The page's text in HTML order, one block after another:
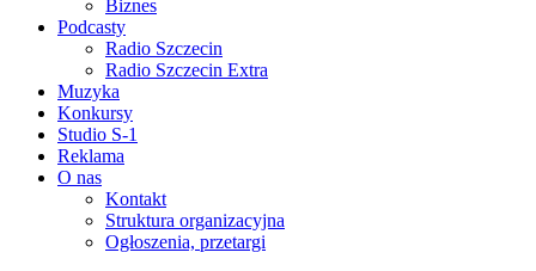
Biznes
Podcasty
Radio Szczecin
Radio Szczecin Extra
Muzyka
Konkursy
Studio S-1
Reklama
O nas
Kontakt
Struktura organizacyjna
Ogłoszenia, przetargi